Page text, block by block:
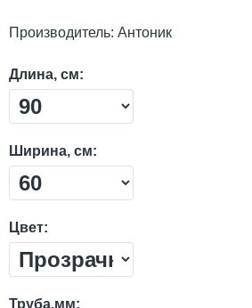
Производитель: Антоник
Длина, см:
Ширина, см:
Цвет:
Труба,мм: